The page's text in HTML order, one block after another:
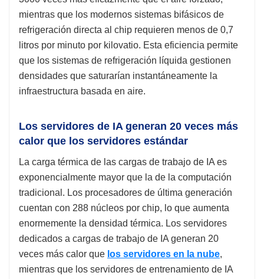
mientras que los modernos sistemas bifásicos de
refrigeración directa al chip requieren menos de 0,7
litros por minuto por kilovatio. Esta eficiencia permite
que los sistemas de refrigeración líquida gestionen
densidades que saturarían instantáneamente la
infraestructura basada en aire.
Los servidores de IA generan 20 veces más
calor que los servidores estándar
La carga térmica de las cargas de trabajo de IA es
exponencialmente mayor que la de la computación
tradicional. Los procesadores de última generación
cuentan con 288 núcleos por chip, lo que aumenta
enormemente la densidad térmica. Los servidores
dedicados a cargas de trabajo de IA generan 20
veces más calor que los servidores en la nube,
mientras que los servidores de entrenamiento de IA